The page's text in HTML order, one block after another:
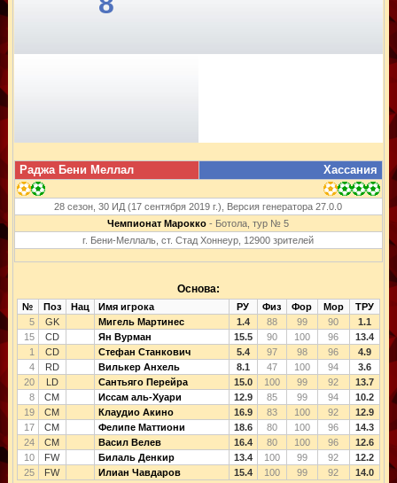
Раджа Бени Меллал Хассания
28 сезон, 30 ИД (17 сентября 2019 г.), Версия генератора 27.0.0
Чемпионат Марокко - Ботола, тур № 5
г. Бени-Меллаль, ст. Стад Хоннеур, 12900 зрителей
Основа:
№ Поз Нац Имя игрока РУ Физ Фор Мор
ТРУ
5
GK Мигель Мартинес 1.4 88 99 90
1.1
15
CD Ян Вурман 15.5 90 100 96
13.4
1
CD Стефан Станкович 5.4 97 98 96
4.9
4
RD Вилькер Анхель 8.1 47 100 94
3.6
20
LD Сантьяго Перейра 15.0 100 99 92
13.7
8
CM Иссам аль-Хуари 12.9 85 99 94
10.2
19
CM Клаудио Акино 16.9 83 100 92
12.9
17
CM Фелипе Маттиони 18.6 80 100 96
14.3
24
CM Васил Велев 16.4 80 100 96
12.6
10
FW Билаль Денкир 13.4 100 99 92
12.2
25
FW Илиан Чавдаров 15.4 100 99 92 14.0